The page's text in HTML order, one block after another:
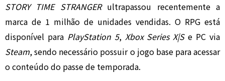
STORY TIME STRANGERultrapassou recentemente a
marca de 1 milhão de unidades vendidas. O RPG está
disponível para PlayStation 5, Xbox Series X|Se PC via
Steam, sendo necessário possuir o jogo base para acessar
o conteúdo do passe de temporada.